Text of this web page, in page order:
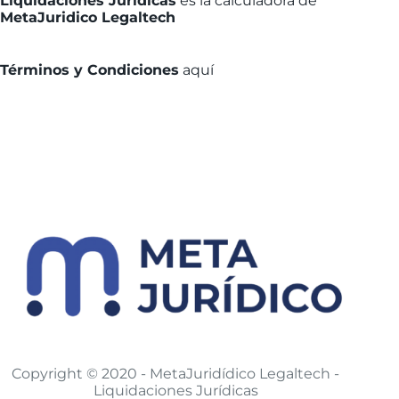
MetaJuridico Legaltech
Términos y Condiciones aquí
Copyright © 2020 - MetaJuridídico Legaltech -
Liquidaciones Jurídicas